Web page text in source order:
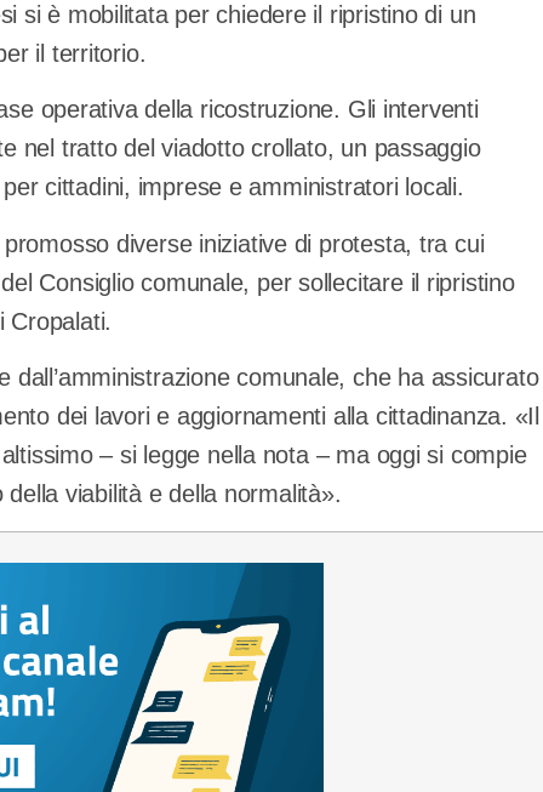
si è mobilitata per chiedere il ripristino di un
il territorio.
operativa della ricostruzione. Gli interventi
nel tratto del viadotto crollato, un passaggio
cittadini, imprese e amministratori locali.
diverse iniziative di protesta, tra cui
Consiglio comunale, per sollecitare il ripristino
Cropalati.
dall’amministrazione comunale, che ha assicurato
dei lavori e aggiornamenti alla cittadinanza. «Il
– si legge nella nota – ma oggi si compie
viabilità e della normalità».